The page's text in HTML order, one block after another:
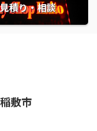
見積り・相談
稲敷市